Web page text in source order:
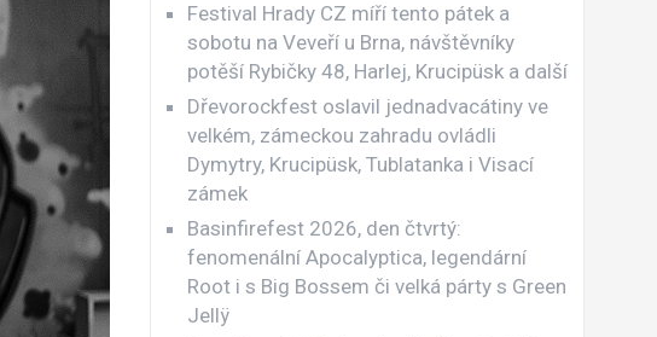
Festival Hrady CZ míří tento pátek a
sobotu na Veveří u Brna, návštěvníky
potěší Rybičky 48, Harlej, Krucipüsk a další
Dřevorockfest oslavil jednadvacátiny ve
velkém, zámeckou zahradu ovládli
Dymytry, Krucipüsk, Tublatanka i Visací
zámek
Basinfirefest 2026, den čtvrtý:
fenomenální Apocalyptica, legendární
Root i s Big Bossem či velká párty s Green
Jellÿ